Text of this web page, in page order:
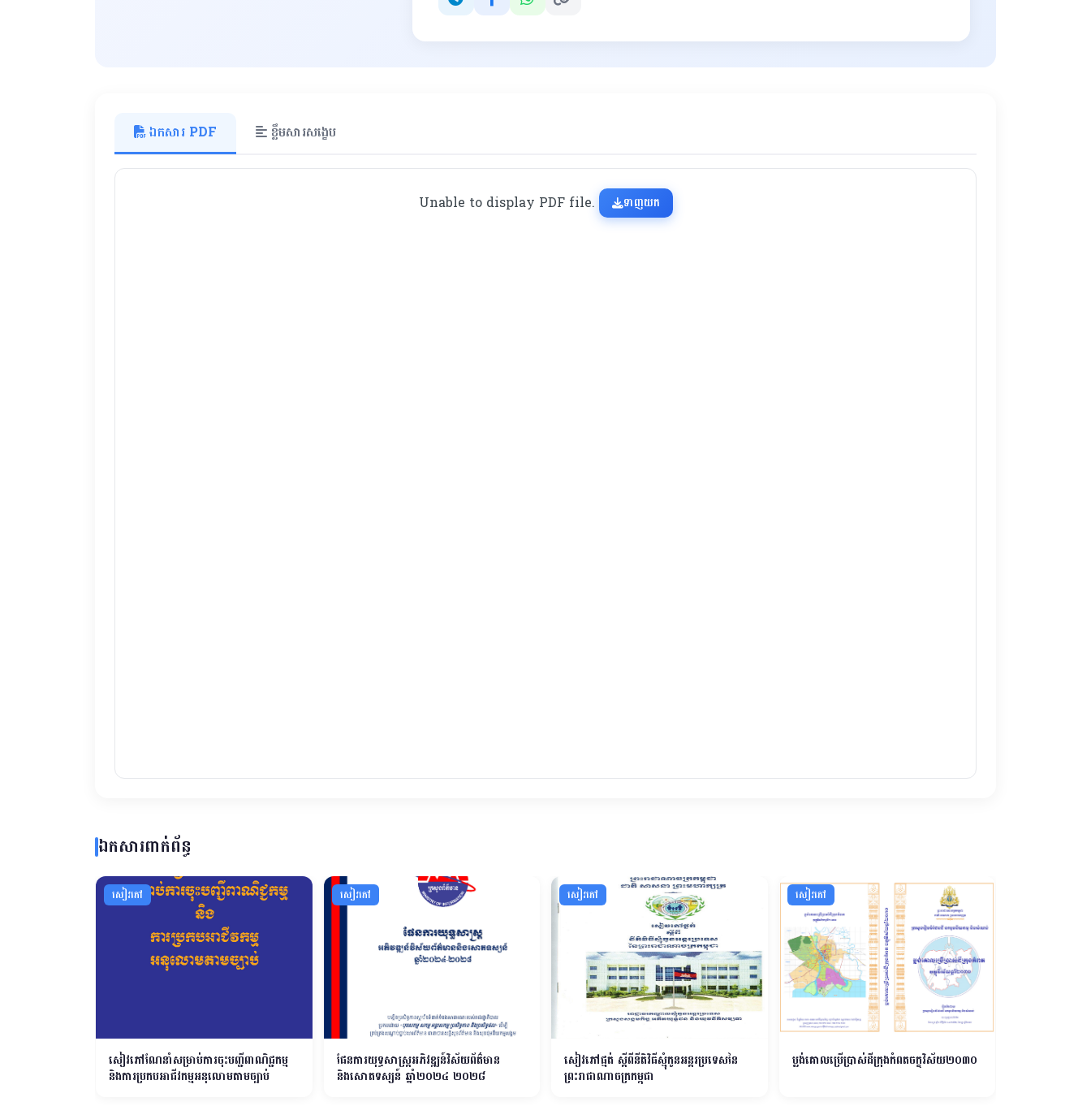
ឯកសារ PDF ខ្លឹមសារសង្ខេប
Unable to display PDF file. ទាញយក
ឯកសារពាក់ព័ន្ធ
សៀវភៅ
សៀវភៅណែនាំសម្រាប់ការចុះបញ្ជីពាណិជ្ជកម្ម
និងការប្រកបអាជីវកម្មអនុលោមតាមច្បាប់
សៀវភៅ
ផែនការយុទ្ធសាស្ត្រអភិវឌ្ឍន៍វិស័យព័ត៌មាន
និងសោតទស្សន៍ ឆ្នាំ២០២៤ ២០២៨
សៀវភៅ
សៀវភៅផ្មត់ ស្ដីពីនីតិវិធីស្មុំកូនអន្តរប្រទេសនៃ
ព្រះរាជាណាចក្រកម្ពុជា
សៀវភៅ
ប្លង់គោលប្រើប្រាស់ដីក្រុងកំពតចក្ខុវិស័យ២០៣០